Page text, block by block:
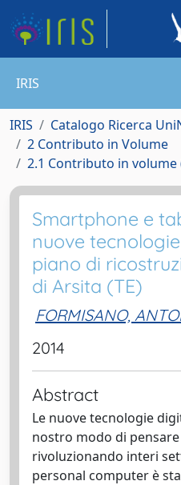
IRIS
IRIS
Catalogo Ricerca
2 Contributo in Volume
2.1 Contributo in volume
Smartphone e
nuove
piano di
di Arsita (TE)
FORMISANO,
2014
Abstract
Le nuove tecnologie
nostro modo di
rivoluzionando interi
personal computer è